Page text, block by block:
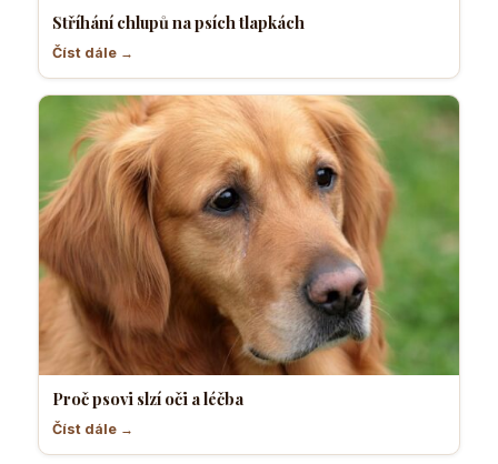
Stříhání chlupů na psích tlapkách
Číst dále →
Proč psovi slzí oči a léčba
Číst dále →